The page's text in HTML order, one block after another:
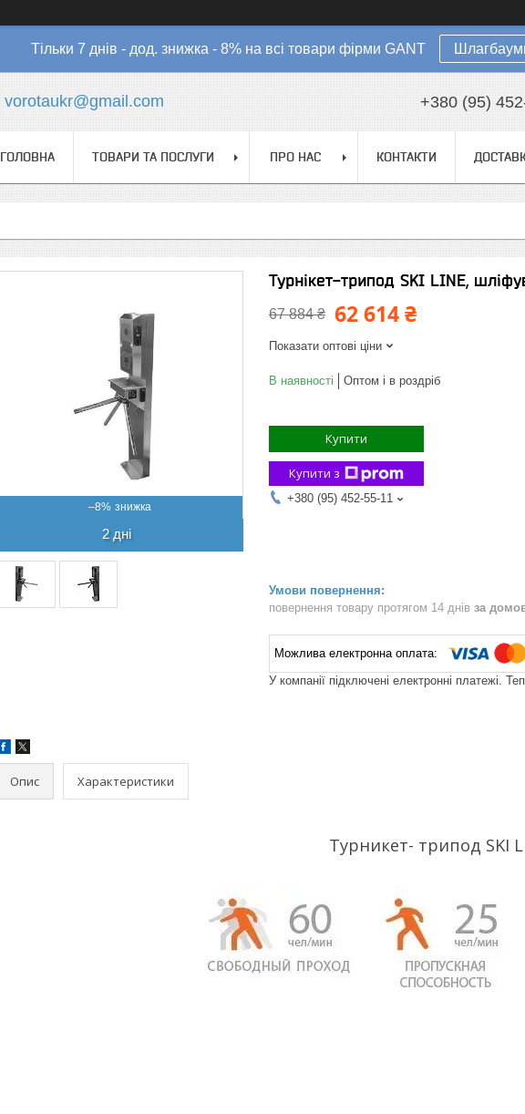
Тільки 7 днів - дод. знижка - 8% на всі товари фірми GANT
vorotaukr@gmail.com +380 (95)
ГОЛОВНА ТОВАРИ ТА ПОСЛУГИ ПРО НАС КОНТАКТИ
–8%
2 дні
Турнікет-трипод SKI LINE,
67 884 ₴ 62 614 ₴
Показати оптові ціни
В наявності Оптом і в роздріб
Купити
Купити з
+380 (95) 452-55-11
повернення товару протягом 14 днів за
У компанії підключені електронні платежі.
Опис Характеристики
Турникет- трипод SKI